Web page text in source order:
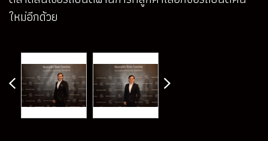
ใหม่อีกด้วย